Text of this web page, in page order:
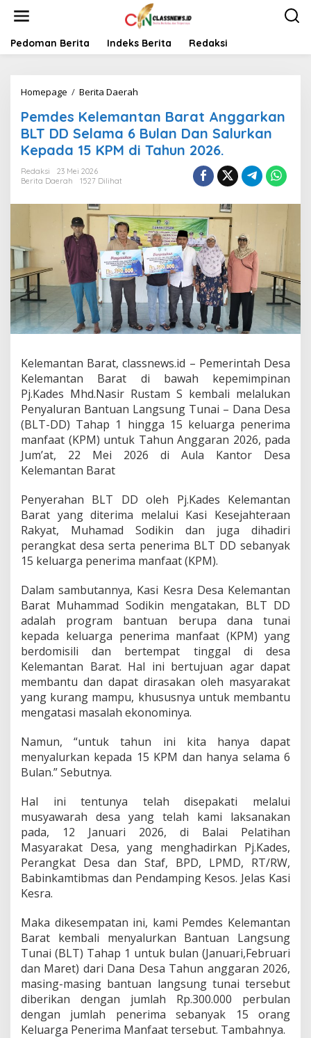
t
Pedoman Berita Indeks Berita Redaksi
Homepage / Berita Daerah
m
d
e
s
e
m
a
n
t
a
n
a
r
a
n
g
g
a
r
k
a
n
D
S
e
a
a
6
B
l
a
n
D
a
n
S
l
u
K
e
p
a
a
K
P
M
d
i
T
h
u
n
Pemdes Kelemantan Barat Anggarkan
BLT DD Selama 6 Bulan Dan Salurkan
Kepada 15 KPM di Tahun 2026.
Redaksi
23 Mei 2026
Berita Daerah
1527 Dilihat
Kelemantan Barat, classnews.id – Pemerintah Desa
Kelemantan Barat di bawah kepemimpinan
Pj.Kades Mhd.Nasir Rustam S kembali melalukan
Penyaluran Bantuan Langsung Tunai – Dana Desa
(BLT-DD) Tahap 1 hingga 15 keluarga penerima
manfaat (KPM) untuk Tahun Anggaran 2026, pada
Jum’at, 22 Mei 2026 di Aula Kantor Desa
Kelemantan Barat
Penyerahan BLT DD oleh Pj.Kades Kelemantan
Barat yang diterima melalui Kasi Kesejahteraan
Rakyat, Muhamad Sodikin dan juga dihadiri
perangkat desa serta penerima BLT DD sebanyak
15 keluarga penerima manfaat (KPM).
Dalam sambutannya, Kasi Kesra Desa Kelemantan
Barat Muhammad Sodikin mengatakan, BLT DD
adalah program bantuan berupa dana tunai
kepada keluarga penerima manfaat (KPM) yang
berdomisili dan bertempat tinggal di desa
Kelemantan Barat. Hal ini bertujuan agar dapat
membantu dan dapat dirasakan oleh masyarakat
yang kurang mampu, khususnya untuk membantu
mengatasi masalah ekonominya.
Namun, “untuk tahun ini kita hanya dapat
menyalurkan kepada 15 KPM dan hanya selama 6
Bulan.” Sebutnya.
Hal ini tentunya telah disepakati melalui
musyawarah desa yang telah kami laksanakan
pada, 12 Januari 2026, di Balai Pelatihan
Masyarakat Desa, yang menghadirkan Pj.Kades,
Perangkat Desa dan Staf, BPD, LPMD, RT/RW,
Babinkamtibmas dan Pendamping Kesos. Jelas Kasi
Kesra.
Maka dikesempatan ini, kami Pemdes Kelemantan
Barat kembali menyalurkan Bantuan Langsung
Tunai (BLT) Tahap 1 untuk bulan (Januari,Februari
dan Maret) dari Dana Desa Tahun anggaran 2026,
masing-masing bantuan langsung tunai tersebut
diberikan dengan jumlah Rp.300.000 perbulan
dengan jumlah penerima sebanyak 15 orang
Keluarga Penerima Manfaat tersebut. Tambahnya.